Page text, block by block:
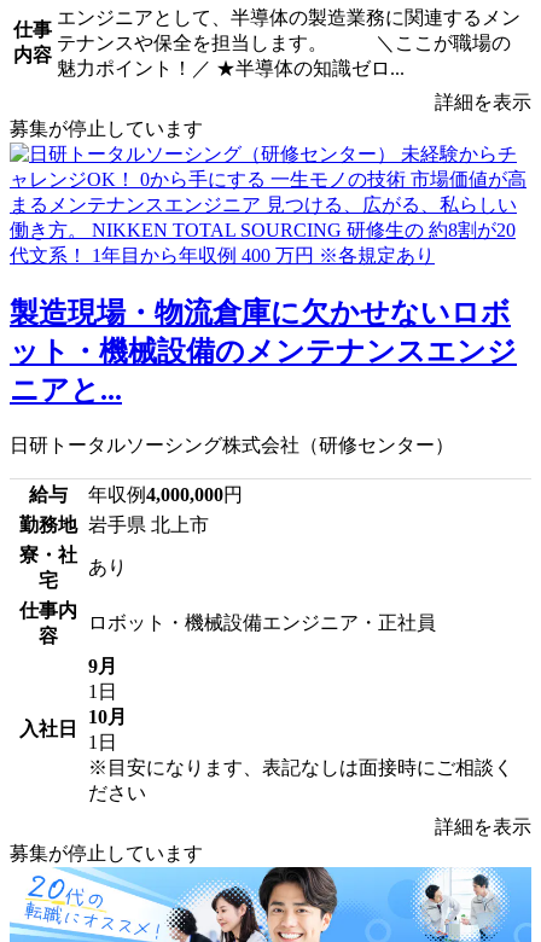
仕事
内容
エンジニアとして、半導体の製造業務に関連するメン
テナンスや保全を担当します。 ＼ここが職場の
魅力ポイント！／ ★半導体の知識ゼロ...
詳細を表示
募集が停止しています
製造現場・物流倉庫に欠かせないロボ
ット・機械設備のメンテナンスエンジ
ニアと...
日研トータルソーシング株式会社（研修センター）
給与 年収例4,000,000円
勤務地 岩手県 北上市
寮・社
宅
あり
仕事内
容
ロボット・機械設備エンジニア・正社員
入社日
9月
1日
10月
1日
※目安になります、表記なしは面接時にご相談く
ださい
詳細を表示
募集が停止しています